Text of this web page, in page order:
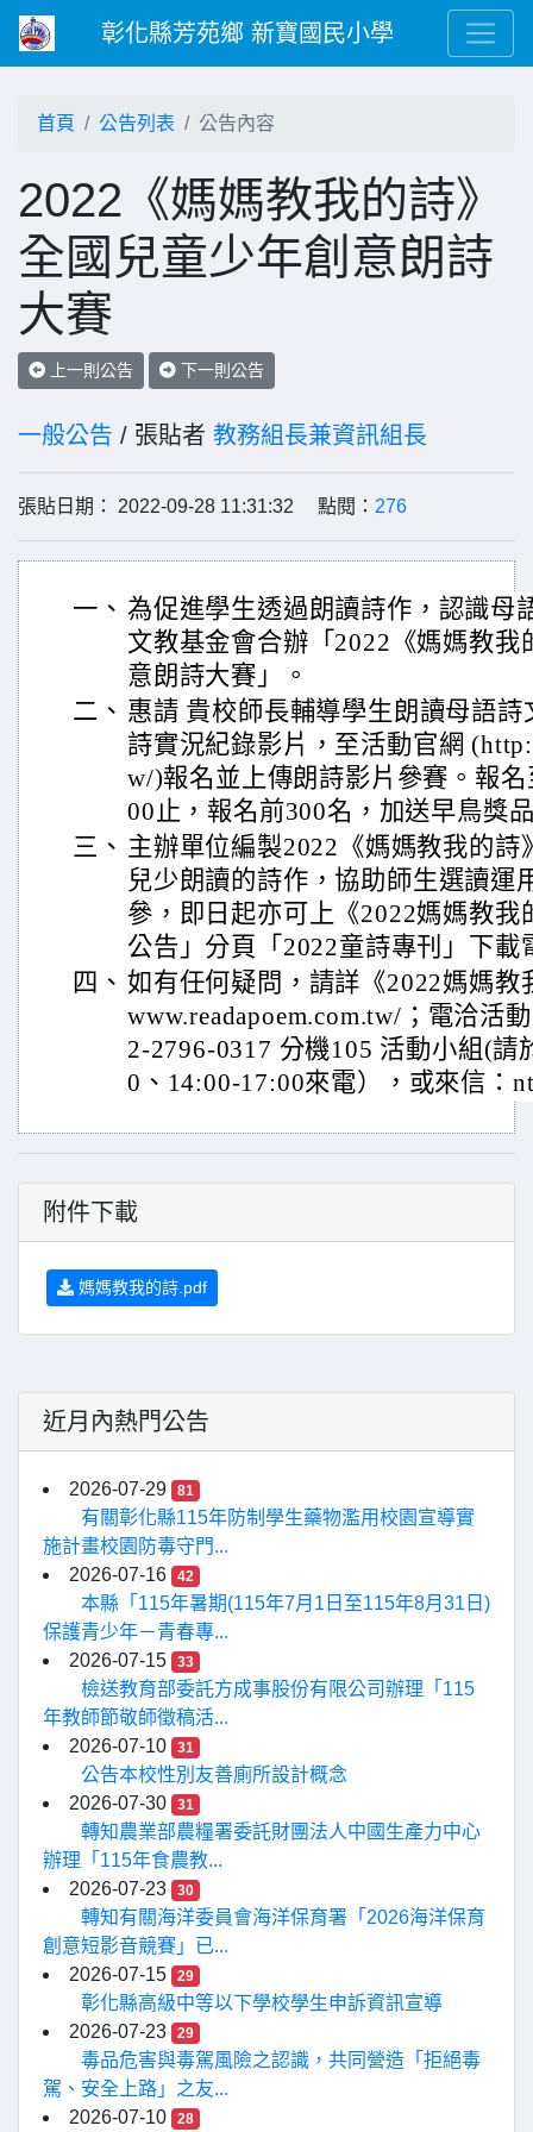
彰化縣芳苑鄉 新寶國民小學
首頁 公告列表 公告內容
2022《媽媽教我的詩》
全國兒童少年創意朗詩
大賽
上一則公告 下一則公告
一般公告 / 張貼者 教務組長兼資訊組長
張貼日期： 2022-09-28 11:31:32 點閱： 276
一、 為促進學生透過朗讀詩作，認識母
文教基金會合辦「2022《媽媽教我
意朗詩大賽」。
二、 惠請 貴校師長輔導學生朗讀母語
詩實況紀錄影片，至活動官網
w/)報名並上傳朗詩影片參賽。報
00止，報名前300名，加送早鳥獎
三、 主辦單位編製2022《媽媽教我的
兒少朗讀的詩作，協助師生選讀運
參，即日起亦可上《2022媽媽教我
公告」分頁「2022童詩專刊」下載
四、 如有任何疑問，請詳《2022媽媽
www.readapoem.com.tw/；電洽活
2-2796-0317 分機105 活動小組(請
0、14:00-17:00來電），或來信：
附件下載
媽媽教我的詩.pdf
近月內熱門公告
2026-07-29 81
有關彰化縣115年防制學生藥物濫用校園宣導實
施計畫校園防毒守門...
2026-07-16
42
本縣「115年暑期(115年7月1日至115年8月31日)
保護青少年－青春專...
2026-07-15
33
檢送教育部委託方成事股份有限公司辦理「115
年教師節敬師徵稿活...
2026-07-10
31
公告本校性別友善廁所設計概念
2026-07-30
31
轉知農業部農糧署委託財團法人中國生產力中心
辦理「115年食農教...
2026-07-23
30
轉知有關海洋委員會海洋保育署「2026海洋保育
創意短影音競賽」已...
2026-07-15
29
彰化縣高級中等以下學校學生申訴資訊宣導
2026-07-23
29
毒品危害與毒駕風險之認識，共同營造「拒絕毒
駕、安全上路」之友...
2026-07-10
28